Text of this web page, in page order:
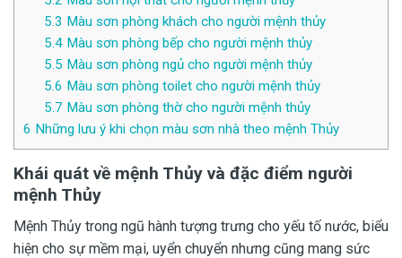
5.3 Màu sơn phòng khách cho người mệnh thủy
5.4Màu sơn phòng bếp cho người mệnh thủy
5.5 Màu sơn phòng ngủ cho người mệnh thủy
5.6 Màu sơn phòng toilet cho người mệnh thủy
5.7 Màu sơn phòng thờ cho người mệnh thủy
6 Những lưu ý khi chọn màu sơn nhà theo mệnh Thủy
Khái quát về mệnh Thủy và đặc điểm người
mệnh Thủy
Mệnh Thủy trong ngũ hành tượng trưng cho yếu tố nước, biểu
hiện cho sự mềm mại, uyển chuyển nhưng cũng mang sức